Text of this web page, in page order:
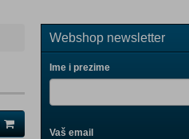
Webshop newsletter
Ime i prezime
Vaš email